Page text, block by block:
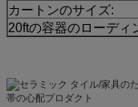
カートンのサイズ:
20ftの容器のローディ